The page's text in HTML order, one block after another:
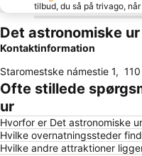
tilbud, du så på trivago,
Det astronomiske
Kontaktinformation
Staromestske námestie 1,
Ofte stillede
ur
Hvorfor er Det astronomiske
Hvilke overnatningssteder
Hvilke andre attraktioner